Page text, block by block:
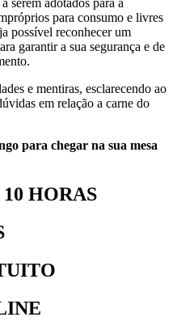
serem adotados para a
para consumo e livres
possível reconhecer um
garantir a sua segurança e de
e mentiras, esclarecendo ao
em relação a carne do
para chegar na sua mesa
HORAS